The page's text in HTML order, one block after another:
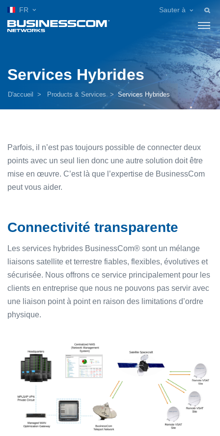
FR Sauter à
Services Hybrides
D'accueil Products & Services Services Hybrides
Parfois, il n’est pas toujours possible de connecter deux
points avec un seul lien donc une autre solution doit être
mise en œuvre. C’est là que l’expertise de BusinessCom
peut vous aider.
Connectivité transparente
Les services hybrides BusinessCom® sont un mélange
liaisons satellite et terrestre fiables, flexibles, évolutives et
sécurisée. Nous offrons ce service principalement pour les
clients en entreprise que nous ne pouvons pas servir avec
une liaison point à point en raison des limitations d’ordre
physique.